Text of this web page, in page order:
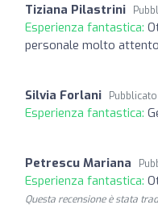
Tiziana Pilastrini
Esperienza fantastica:
personale molto
Silvia Forlani
Esperienza fantastica:
Petrescu Mariana
Esperienza fantastica:
Questa recensione è stata